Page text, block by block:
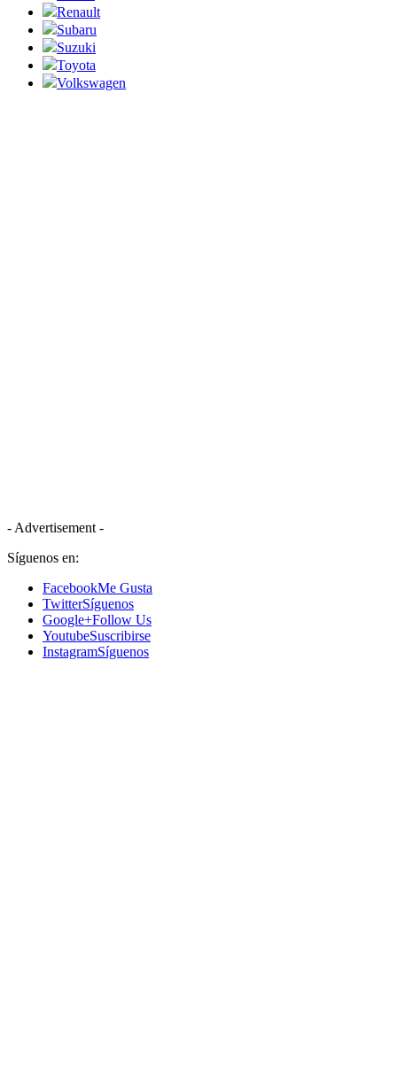
Renault
Subaru
Suzuki
Toyota
Volkswagen
- Advertisement -
Síguenos en:
FacebookMe Gusta
TwitterSíguenos
Google+Follow Us
YoutubeSuscribirse
InstagramSíguenos